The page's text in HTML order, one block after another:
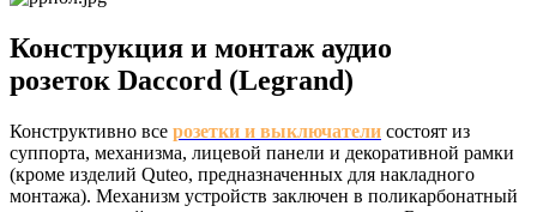
Конструкция и монтаж аудио
розеток Daccord (Legrand)
Конструктивно все розетки и выключатели состоят из
суппорта, механизма, лицевой панели и декоративной рамки
(кроме изделий Quteo, предназначенных для накладного
монтажа). Механизм устройств заключен в поликарбонатный